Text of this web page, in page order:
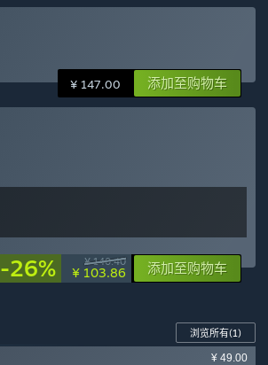
¥ 147.00 添加至购物车
-26% ¥ 140.40
¥ 103.86 添加至购物车
浏览所有(1)
¥ 49.00